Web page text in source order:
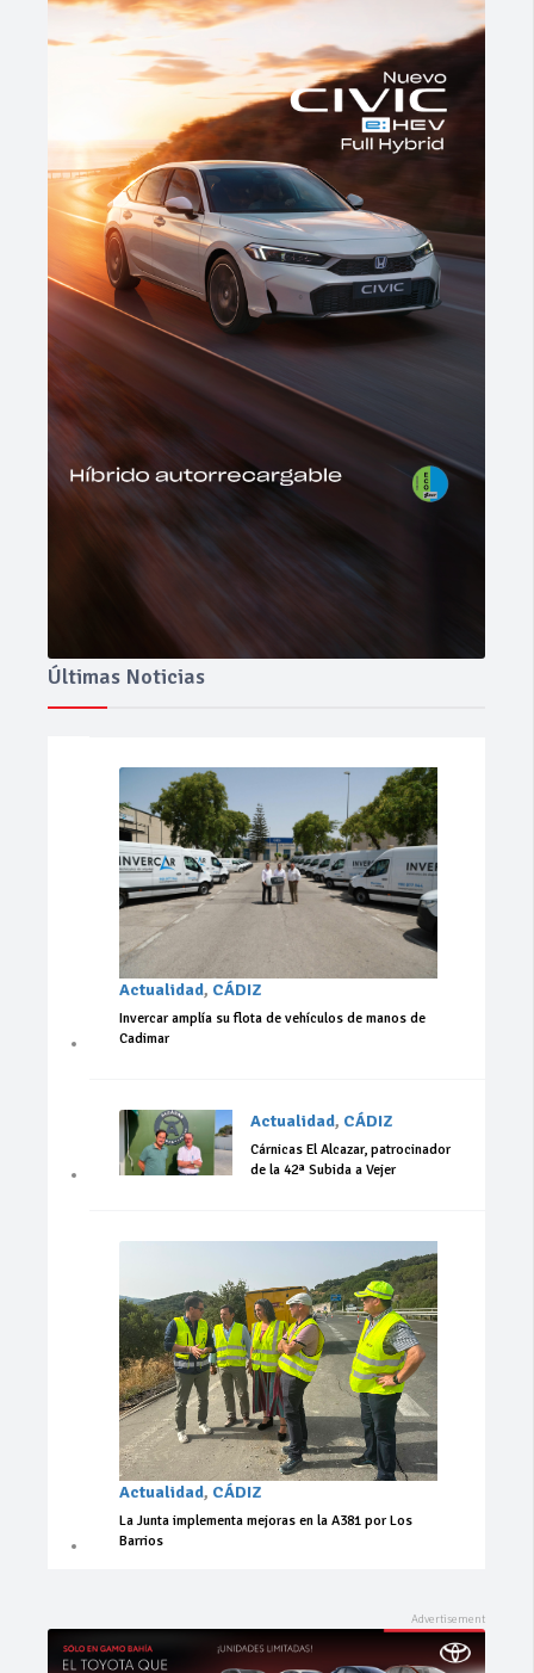
Últimas Noticias
Actualidad, CÁDIZ
Invercar amplía su flota de vehículos de manos de
Cadimar
Actualidad, CÁDIZ
Cárnicas El Alcazar, patrocinador
de la 42ª Subida a Vejer
Actualidad, CÁDIZ
La Junta implementa mejoras en la A381 por Los
Barrios